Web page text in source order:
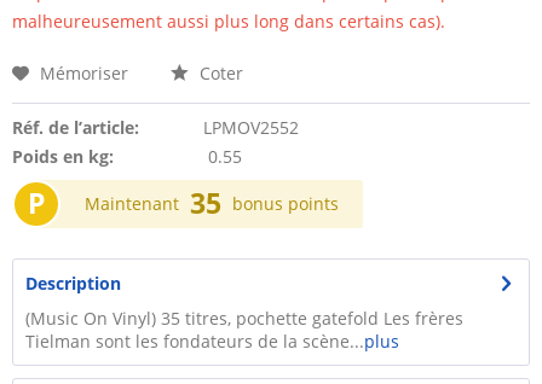
malheureusement aussi plus long dans certains cas).
Mémoriser Coter
Réf. de l’article:
LPMOV2552
Poids en kg:
0.55
P Maintenant 35 bonus points
Description
(Music On Vinyl) 35 titres, pochette gatefold Les frères
Tielman sont les fondateurs de la scène...plus